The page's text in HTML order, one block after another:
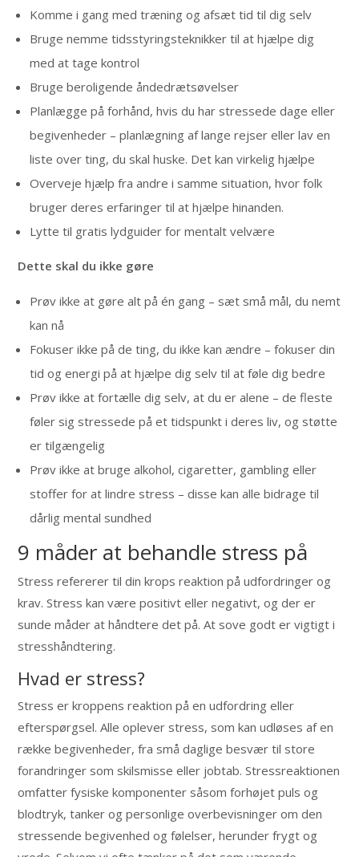
Komme i gang med træning og afsæt tid til dig selv
Bruge nemme tidsstyringsteknikker til at hjælpe dig
med at tage kontrol
Bruge beroligende åndedrætsøvelser
Planlægge på forhånd, hvis du har stressede dage eller
begivenheder – planlægning af lange rejser eller lav en
liste over ting, du skal huske. Det kan virkelig hjælpe
Overveje hjælp fra andre i samme situation, hvor folk
bruger deres erfaringer til at hjælpe hinanden.
Lytte til gratis lydguider for mentalt velvære
Dette skal du ikke gøre
Prøv ikke at gøre alt på én gang – sæt små mål, du nemt
kan nå
Fokuser ikke på de ting, du ikke kan ændre – fokuser din
tid og energi på at hjælpe dig selv til at føle dig bedre
Prøv ikke at fortælle dig selv, at du er alene – de fleste
føler sig stressede på et tidspunkt i deres liv, og støtte
er tilgængelig
Prøv ikke at bruge alkohol, cigaretter, gambling eller
stoffer for at lindre stress – disse kan alle bidrage til
dårlig mental sundhed
9 måder at behandle stress på
Stress refererer til din krops reaktion på udfordringer og
krav. Stress kan være positivt eller negativt, og der er
sunde måder at håndtere det på. At sove godt er vigtigt i
stresshåndtering.
Hvad er stress?
Stress er kroppens reaktion på en udfordring eller
efterspørgsel. Alle oplever stress, som kan udløses af en
række begivenheder, fra små daglige besvær til store
forandringer som skilsmisse eller jobtab. Stressreaktionen
omfatter fysiske komponenter såsom forhøjet puls og
blodtryk, tanker og personlige overbevisninger om den
stressende begivenhed og følelser, herunder frygt og